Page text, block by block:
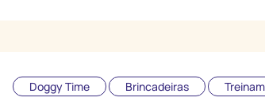
Doggy Time Brincadeiras